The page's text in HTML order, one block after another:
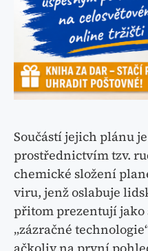
Součástí jejich plánu
prostřednictvím tzv.
chemické složení
viru, jenž oslabuje
přitom prezentují
„zázračné